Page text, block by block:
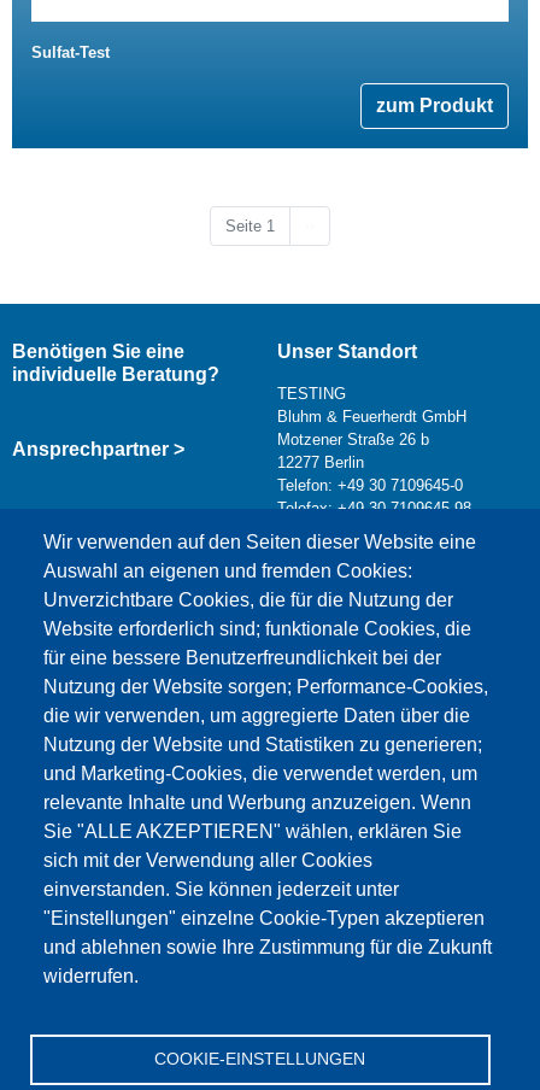
Sulfat-Test
zum Produkt
Seite 1
Wir verwenden auf den Seiten dieser Website eine
Auswahl an eigenen und fremden Cookies:
Unverzichtbare Cookies, die für die Nutzung der
Website erforderlich sind; funktionale Cookies, die
für eine bessere Benutzerfreundlichkeit bei der
Nutzung der Website sorgen; Performance-Cookies,
die wir verwenden, um aggregierte Daten über die
Nutzung der Website und Statistiken zu generieren;
und Marketing-Cookies, die verwendet werden, um
relevante Inhalte und Werbung anzuzeigen. Wenn
Sie "ALLE AKZEPTIEREN" wählen, erklären Sie
sich mit der Verwendung aller Cookies
einverstanden. Sie können jederzeit unter
"Einstellungen" einzelne Cookie-Typen akzeptieren
und ablehnen sowie Ihre Zustimmung für die Zukunft
widerrufen.
COOKIE-EINSTELLUNGEN
Benötigen Sie eine
individuelle Beratung?
Ansprechpartner >
Unser Standort
TESTING
Bluhm & Feuerherdt GmbH
Motzener Straße 26 b
12277 Berlin
Telefon: +49 30 7109645-0
Telefax: +49 30 7109645-98
info@testing.de
Dieser Inhalt ist blockiert, da die Google Maps
Cookies nicht akzeptiert wurden.
NUR DIE GOOGLE MAPS COOKIES
AKZEPTIEREN.
Alle Cookies akzeptieren